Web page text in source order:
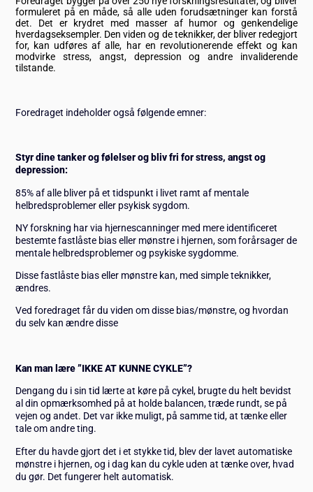
formuleret på en måde, så alle uden forudsætninger kan forstå
det. Det er krydret med masser af humor og genkendelige
hverdagseksempler. Den viden og de teknikker, der bliver redegjort
for, kan udføres af alle, har en revolutionerende effekt og kan
modvirke stress, angst, depression og andre invaliderende
tilstande.
Foredraget indeholder også følgende emner:
Styr dine tanker og følelser og bliv fri for stress, angst og
depression:
85% af alle bliver på et tidspunkt i livet ramt af mentale
helbredsproblemer eller psykisk sygdom.
NY forskning har via hjernescanninger med mere identificeret
bestemte fastlåste bias eller mønstre i hjernen, som forårsager de
mentale helbredsproblemer og psykiske sygdomme.
Disse fastlåste bias eller mønstre kan, med simple teknikker,
ændres.
Ved foredraget får du viden om disse bias/mønstre, og hvordan
du selv kan ændre disse
Kan man lære ”IKKE AT KUNNE CYKLE”?
Dengang du i sin tid lærte at køre på cykel, brugte du helt bevidst
al din opmærksomhed på at holde balancen, træde rundt, se på
vejen og andet. Det var ikke muligt, på samme tid, at tænke eller
tale om andre ting.
Efter du havde gjort det i et stykke tid, blev der lavet automatiske
mønstre i hjernen, og i dag kan du cykle uden at tænke over, hvad
du gør. Det fungerer helt automatisk.